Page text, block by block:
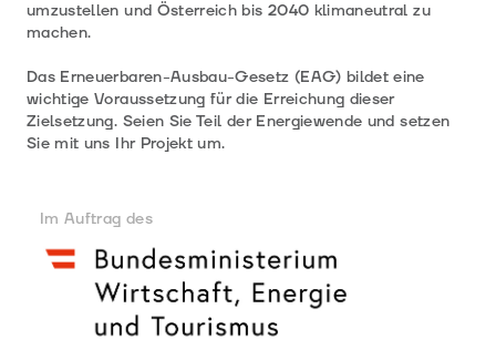
umzustellen und Österreich bis 2040 klimaneutral zu
machen.
Das Erneuerbaren-Ausbau-Gesetz (EAG) bildet eine
wichtige Voraussetzung für die Erreichung dieser
Zielsetzung. Seien Sie Teil der Energiewende und setzen
Sie mit uns Ihr Projekt um.
Im Auftrag des